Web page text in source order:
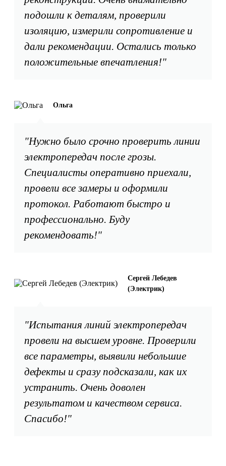
подошли к деталям, проверили
изоляцию, измерили сопротивление и
дали рекомендации. Остались только
положительные впечатления!"
"Нужно было срочно проверить линии
электропередач после грозы.
Специалисты оперативно приехали,
провели все замеры и оформили
протокол. Работают быстро и
профессионально. Буду
рекомендовать!"
Ольга
"Испытания линий электропередач
провели на высшем уровне. Проверили
все параметры, выявили небольшие
дефекты и сразу подсказали, как их
устранить. Очень доволен
результатом и качеством сервиса.
Спасибо!"
Сергей Лебедев
(Электрик)